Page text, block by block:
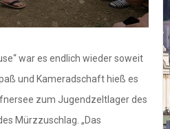
war es endlich wieder soweit
und Kameradschaft hieß es
zum Jugendzeltlager des
Mürzzuschlag. „Das